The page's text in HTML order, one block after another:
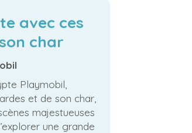
avec ces
char
Playmobil,
et de son char,
majestueuses
une grande